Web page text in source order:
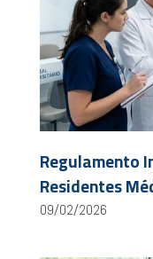
Regulamento
Residentes
09/02/2026